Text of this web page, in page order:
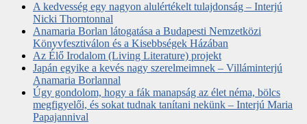
A kedvesség egy nagyon alulértékelt tulajdonság – Interjú
Nicki Thorntonnal
Anamaria Borlan látogatása a Budapesti Nemzetközi
Könyvfesztiválon és a Kisebbségek Házában
Az Élő Irodalom (Living Literature) projekt
Japán egyike a kevés nagy szerelmeimnek – Villáminterjú
Anamaria Borlannal
Úgy gondolom, hogy a fák manapság az élet néma, bölcs
megfigyelői, és sokat tudnak tanítani nekünk – Interjú Maria
Papajannival